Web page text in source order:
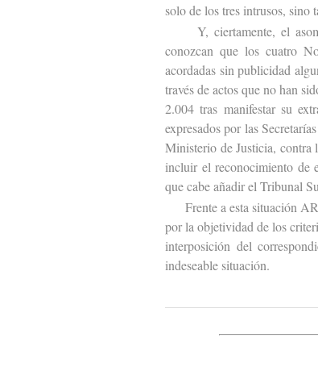
solo de los tres intrusos, sino
Y, ciertamente, el
conozcan que los cuatro
acordadas sin publicidad
través de actos que no han
2.004 tras manifestar su
expresados por las
Ministerio de Justicia, contra
incluir el reconocimiento de
que cabe añadir el Tribunal
Frente a esta situación
por la objetividad de los
interposición del
indeseable situación.